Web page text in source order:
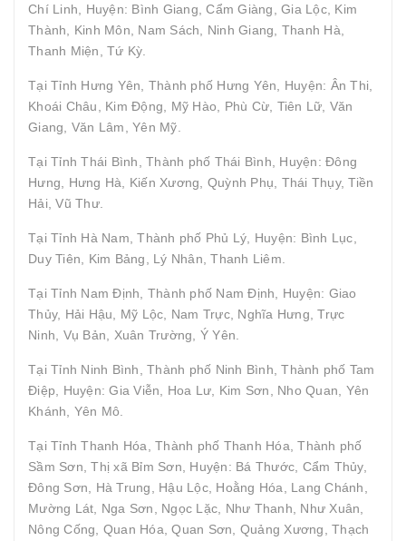
Chí Linh, Huyện: Bình Giang, Cẩm Giàng, Gia Lộc, Kim
Thành, Kinh Môn, Nam Sách, Ninh Giang, Thanh Hà,
Thanh Miện, Tứ Kỳ.
Tại Tỉnh Hưng Yên, Thành phố Hưng Yên, Huyện: Ân Thi,
Khoái Châu, Kim Động, Mỹ Hào, Phù Cừ, Tiên Lữ, Văn
Giang, Văn Lâm, Yên Mỹ.
Tại Tỉnh Thái Bình, Thành phố Thái Bình, Huyện: Đông
Hưng, Hưng Hà, Kiến Xương, Quỳnh Phụ, Thái Thụy, Tiền
Hải, Vũ Thư.
Tại Tỉnh Hà Nam, Thành phố Phủ Lý, Huyện: Bình Lục,
Duy Tiên, Kim Bảng, Lý Nhân, Thanh Liêm.
Tại Tỉnh Nam Định, Thành phố Nam Định, Huyện: Giao
Thủy, Hải Hậu, Mỹ Lộc, Nam Trực, Nghĩa Hưng, Trực
Ninh, Vụ Bản, Xuân Trường, Ý Yên.
Tại Tỉnh Ninh Bình, Thành phố Ninh Bình, Thành phố Tam
Điệp, Huyện: Gia Viễn, Hoa Lư, Kim Sơn, Nho Quan, Yên
Khánh, Yên Mô.
Tại Tỉnh Thanh Hóa, Thành phố Thanh Hóa, Thành phố
Sầm Sơn, Thị xã Bỉm Sơn, Huyện: Bá Thước, Cẩm Thủy,
Đông Sơn, Hà Trung, Hậu Lộc, Hoằng Hóa, Lang Chánh,
Mường Lát, Nga Sơn, Ngọc Lặc, Như Thanh, Như Xuân,
Nông Cống, Quan Hóa, Quan Sơn, Quảng Xương, Thạch